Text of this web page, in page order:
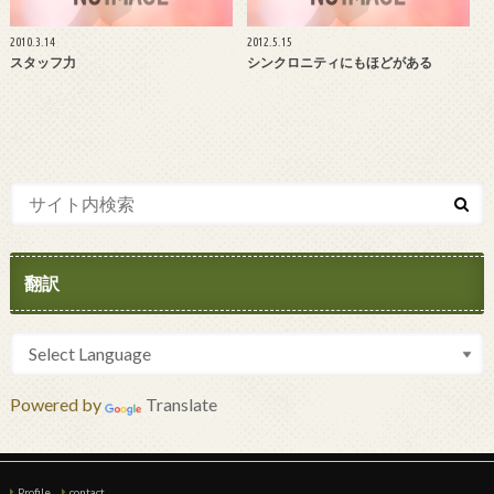
2010.3.14
スタッフ力
2012.5.15
シンクロニティにもほどがある
翻訳
Powered by Translate
Profile contact